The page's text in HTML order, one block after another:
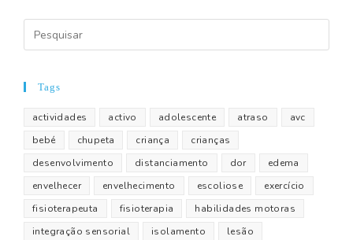
Tags
actividades activo adolescente atraso
avc
bebé
chupeta criança
crianças
desenvolvimento
distanciamento dor
edema
envelhecer
envelhecimento escoliose
exercício
fisioterapeuta
fisioterapia
habilidades motoras
integração sensorial
isolamento lesão